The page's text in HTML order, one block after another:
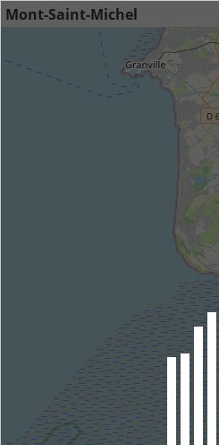
Mont-Saint-Michel